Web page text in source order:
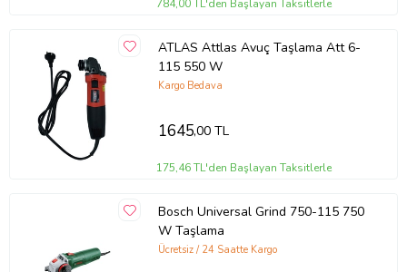
784,00 TL'den Başlayan Taksitlerle
ATLAS Attlas Avuç Taşlama Att 6-
115 550 W
Kargo Bedava
1645,00 TL
175,46 TL'den Başlayan Taksitlerle
Bosch Universal Grind 750-115 750
W Taşlama
Ücretsiz / 24 Saatte Kargo